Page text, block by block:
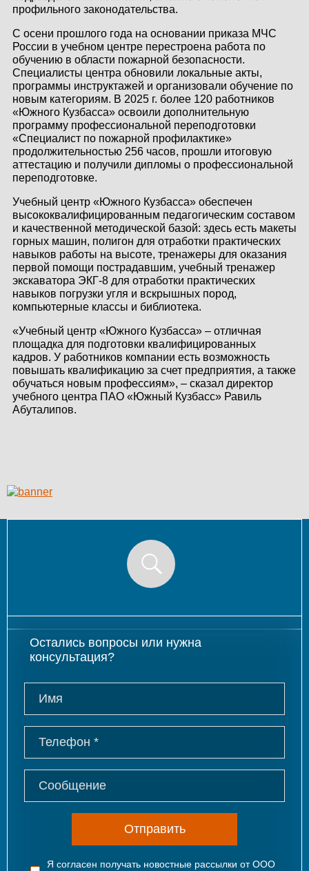
профильного законодательства.
С осени прошлого года на основании приказа МЧС
России в учебном центре перестроена работа по
обучению в области пожарной безопасности.
Специалисты центра обновили локальные акты,
программы инструктажей и организовали обучение по
новым категориям. В 2025 г. более 120 работников
«Южного Кузбасса» освоили дополнительную
программу профессиональной переподготовки
«Специалист по пожарной профилактике»
продолжительностью 256 часов, прошли итоговую
аттестацию и получили дипломы о профессиональной
переподготовке.
Учебный центр «Южного Кузбасса» обеспечен
высококвалифицированным педагогическим составом
и качественной методической базой: здесь есть макеты
горных машин, полигон для отработки практических
навыков работы на высоте, тренажеры для оказания
первой помощи пострадавшим, учебный тренажер
экскаватора ЭКГ-8 для отработки практических
навыков погрузки угля и вскрышных пород,
компьютерные классы и библиотека.
«Учебный центр «Южного Кузбасса» – отличная
площадка для подготовки квалифицированных
кадров. У работников компании есть возможность
повышать квалификацию за счет предприятия, а также
обучаться новым профессиям», – сказал директор
учебного центра ПАО «Южный Кузбасс» Равиль
Абуталипов.
Остались вопросы или нужна
консультация?
Отправить
Я согласен получать новостные рассылки от ООО